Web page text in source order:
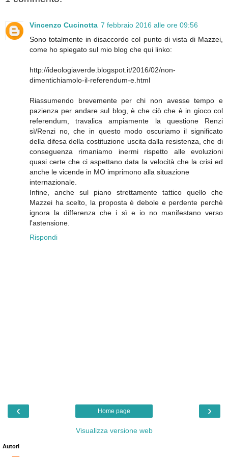
Vincenzo Cucinotta 7 febbraio 2016 alle ore 09:56
Sono totalmente in disaccordo col punto di vista di Mazzei,
come ho spiegato sul mio blog che qui linko:
http://ideologiaverde.blogspot.it/2016/02/non-
dimentichiamolo-il-referendum-e.html
Riassumendo brevemente per chi non avesse tempo e
pazienza per andare sul blog, è che ciò che è in gioco col
referendum, travalica ampiamente la questione Renzi
sì/Renzi no, che in questo modo oscuriamo il significato
della difesa della costituzione uscita dalla resistenza, che di
conseguenza rimaniamo inermi rispetto alle evoluzioni
quasi certe che ci aspettano data la velocità che la crisi ed
anche le vicende in MO imprimono alla situazione
internazionale.
Infine, anche sul piano strettamente tattico quello che
Mazzei ha scelto, la proposta è debole e perdente perchè
ignora la differenza che i sì e io no manifestano verso
l'astensione.
Rispondi
‹ ›
Home page
Visualizza versione web
Autori